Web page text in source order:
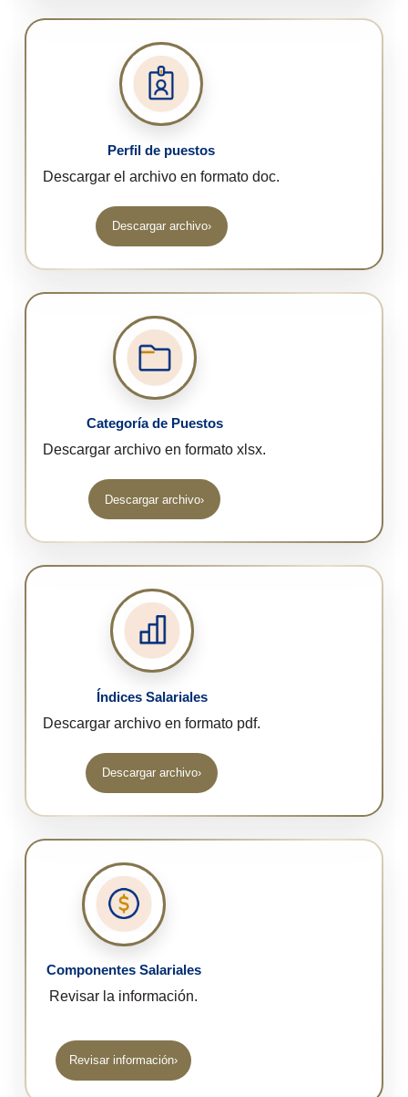
Perfil de puestos
Descargar el archivo en formato doc.
Descargar archivo›
(abre en una nueva pestaña)
Categoría de Puestos
Descargar archivo en formato xlsx.
Descargar archivo›
Índices Salariales
Descargar archivo en formato pdf.
Descargar archivo›
(abre en una nueva pestaña)
Componentes Salariales
Revisar la información.
Revisar información›
(abre en una nueva pestaña)